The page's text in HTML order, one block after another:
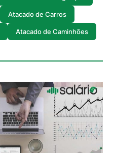
Atacado de Carros
Atacado de Caminhões